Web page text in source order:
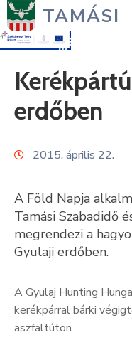
TAMÁSI
Polgármesteri
Közérdekű
Turizmus
Média
Kultúra
erdőben
2015. április 22.
A Föld Napja
Tamási Szabadidő
megrendezi a
Gyulaji erdőben.
A Gyulaj Hunting
kerékpárral bárki
aszfaltúton.